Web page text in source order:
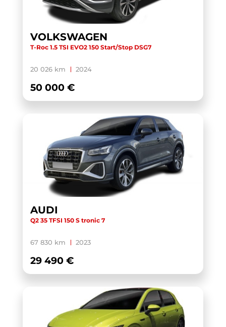
TOURAN
TOURAN BUSINESS (1)
TRANSIT CUSTOM CABINE APPROFONDIE
TRANSIT CUSTOM FOURGON
V60 BUSINESS (1)
WRANGLER (1)
X-TRAIL (1)
X1 F48 LCI (1)
X1 U11 (1)
YARIS HYBRIDE MY22
VOLKSWAGEN
T-Roc 1.5 TSI EVO2 150 Start/Stop DSG7
20 026 km 2024
50 000 €
AUDI
Q2 35 TFSI 150 S tronic 7
67 830 km 2023
29 490 €